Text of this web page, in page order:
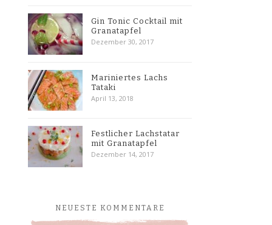
Gin Tonic Cocktail mit
Granatapfel
Dezember 30, 2017
Mariniertes Lachs
Tataki
April 13, 2018
Festlicher Lachstatar
mit Granatapfel
Dezember 14, 2017
NEUESTE KOMMENTARE